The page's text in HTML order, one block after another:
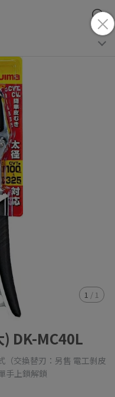
1 / 1
DK-MC40L
（交換替刃：另售 電工剝皮
手上鎖解鎖